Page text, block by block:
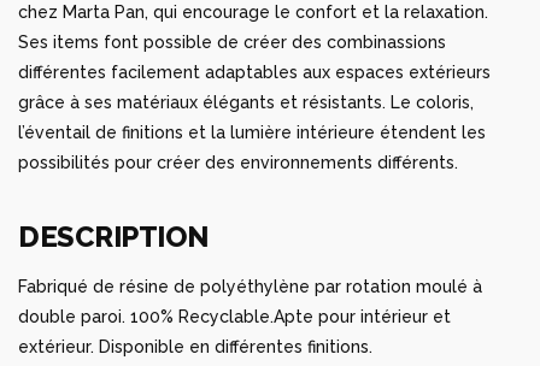
chez Marta Pan, qui encourage le confort et la relaxation.
Ses items font possible de créer des combinassions
différentes facilement adaptables aux espaces extérieurs
grâce à ses matériaux élégants et résistants. Le coloris,
l’éventail de finitions et la lumière intérieure étendent les
possibilités pour créer des environnements différents.
DESCRIPTION
Fabriqué de résine de polyéthylène par rotation moulé à
double paroi. 100% Recyclable.Apte pour intérieur et
extérieur. Disponible en différentes finitions.